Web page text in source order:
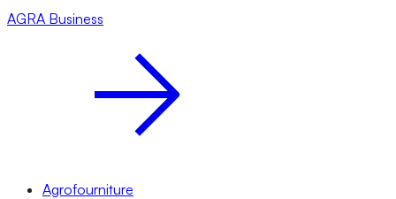
AGRA Business
Agrofourniture